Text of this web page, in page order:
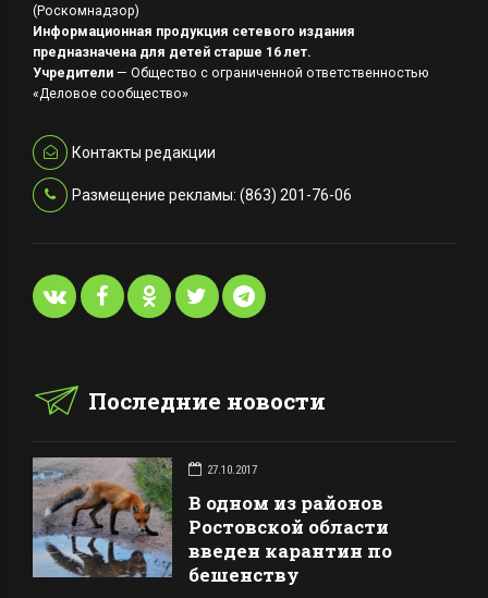
(Роскомнадзор)
Информационная продукция сетевого издания
предназначена для детей старше 16 лет.
Учредители — Общество с ограниченной ответственностью
«Деловое сообщество»
Контакты редакции
Размещение рекламы: (863) 201-76-06
Последние новости
27.10.2017
В одном из районов
Ростовской области
введен карантин по
бешенству